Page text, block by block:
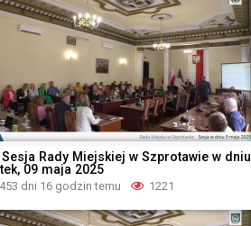
Sesja Rady Miejskiej w Szprotawie w dniu
09 maja 2025
453 dni 16 godzin temu 1221